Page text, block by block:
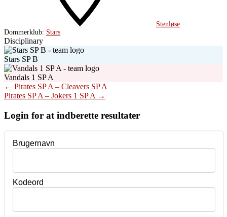
Stenløse
Dommerklub: Stars
Disciplinary
Stars SP B
Vandals 1 SP A
Post
navigation
← Pirates SP A – Cleavers SP A
Pirates SP A – Jokers 1 SP A →
Login for at indberette resultater
Brugernavn
Kodeord